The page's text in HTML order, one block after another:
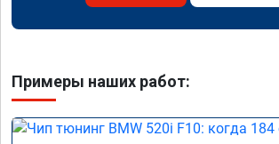
Примеры наших работ: